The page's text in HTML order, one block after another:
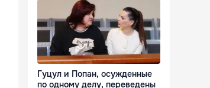
Гуцул и Попан, осужденные
по одному делу, переведены